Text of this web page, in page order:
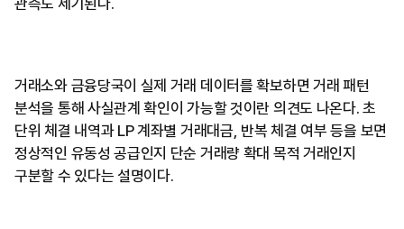
관측도 제기된다.
거래소와 금융당국이 실제 거래 데이터를 확보하면 거래 패턴
분석을 통해 사실관계 확인이 가능할 것이란 의견도 나온다. 초
단위 체결 내역과 LP 계좌별 거래대금, 반복 체결 여부 등을 보면
정상적인 유동성 공급인지 단순 거래량 확대 목적 거래인지
구분할 수 있다는 설명이다.